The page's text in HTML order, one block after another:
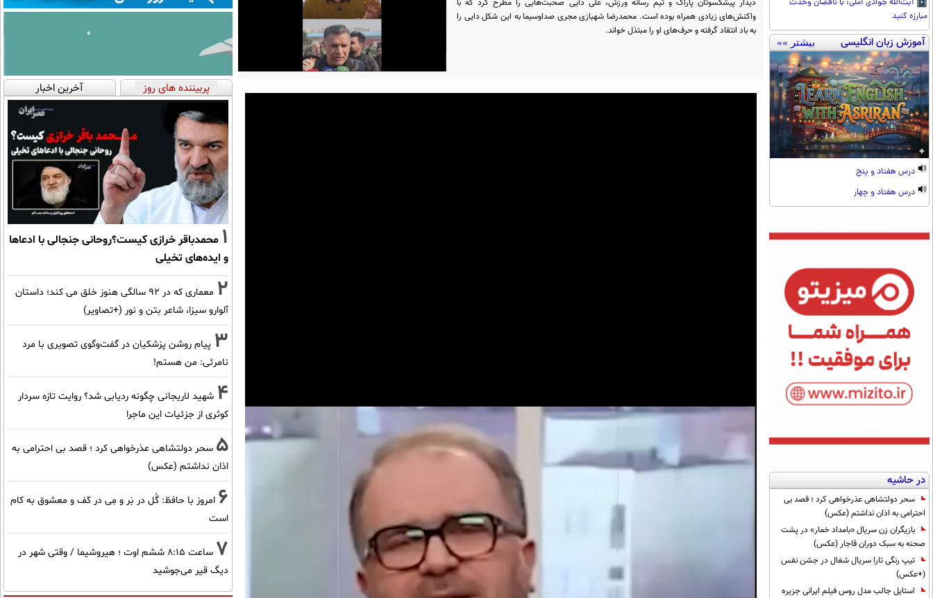
آیت‌الله جوادی آملی: با ناقضان وحدت
مبارزه کنید
آموزش زبان انگلیسی بیشتر »»
درس هفتاد و پنج
درس هفتاد و چهار
در حاشیه
سحر دولتشاهی عذرخواهی کرد ؛ قصد بی
احترامی به اذان نداشتم (عکس)
بازیگران زن سریال «بامداد خمار» در پشت
صحنه به سبک دوران قاجار (عکس)
تیپ رنگی تارا سریال شغال در جشن نفس
(+عکس)
استایل جالب مدل روس فیلم ایرانی جزیره
دیدار پیشکسوتان پاراگ و تیم رسانه ورزش، علی دایی صحبت‌هایی را مطرح کرد که با
واکنش‌های زیادی همراه بوده است. محمدرضا شهبازی مجری صداوسیما به این شکل دایی را
به باد انتقاد گرفته و حرف‌های او را مبتذل خواند.
پربیننده های روز آخرین اخبار
1 محمدباقر خرازی کیست؟روحانی جنجالی با ادعاها
و ایده‌های تخیلی
2
معماری که در 92 سالگی هنوز خلق می کند؛ داستان
آلوارو سیزا، شاعر بتن و نور (+تصاویر)
3 پیام روشن پزشکیان در گفت‌و‌گوی تصویری با مرد
نامرئی: من هستم!
4 شهید لاریجانی چگونه ردیابی شد؟ روایت تازه سردار
کوثری از جزئیات این ماجرا
5 سحر دولتشاهی عذرخواهی کرد ؛ قصد بی احترامی به
اذان نداشتم (عکس)
6 امروز با حافظ: گُل در بَر و مِی در کَف و معشوق به کام
است
7
ساعت ۸:۱۵ ششم اوت ؛ هیروشیما / وقتی شهر در
دیگ قیر می‌جوشید